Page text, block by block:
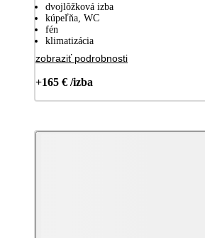
dvojlôžková izba
kúpeľňa, WC
fén
klimatizácia
zobraziť podrobnosti
+165 € /izba